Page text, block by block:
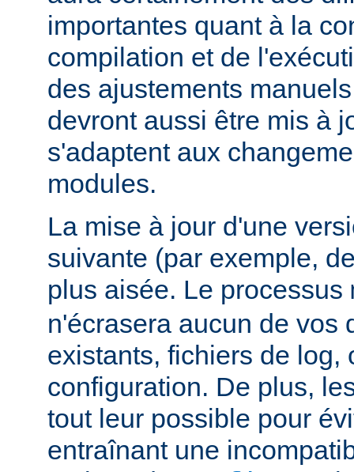
importantes quant à la
compilation et de
des ajustements
devront aussi être mis à
s'adaptent aux
modules.
La mise à jour d'une
suivante (par exemple,
plus aisée. Le processus
n'écrasera aucun de vos
existants, fichiers de log,
configuration. De plus,
tout leur possible pour
entraînant une